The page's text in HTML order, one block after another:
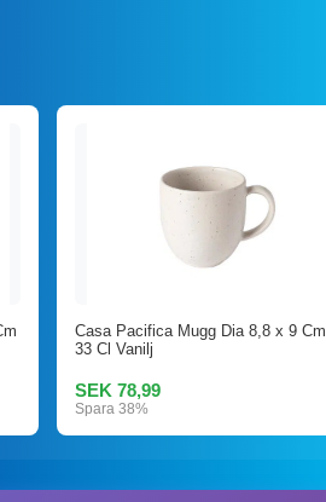
Casa Pacifica Mugg Dia 8,8 x 9 Cm
33 Cl Vanilj
SEK 78,99
Spara 38%